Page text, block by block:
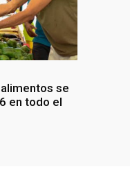
se
en todo el